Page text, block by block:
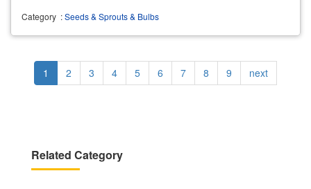
Category :Seeds & Sprouts & Bulbs
Pagination
Current
page
1 Page
2 Page
3 Page
4 Page
5 Page
6 Page
7 Page
8 Page
9
Next
page
next
Related Category